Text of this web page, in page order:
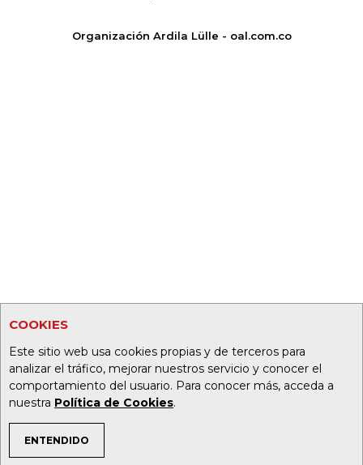
COOKIES
Este sitio web usa cookies propias y de terceros para
analizar el tráfico, mejorar nuestros servicio y conocer el
comportamiento del usuario. Para conocer más, acceda a
nuestra Política de Cookies.
ENTENDIDO
TEMAS DE INTERÉS
Organización Ardila Lülle - oal.com.co